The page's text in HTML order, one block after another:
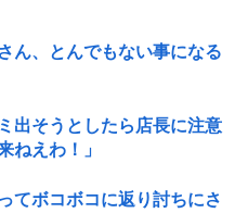
ん、とんでもない事になる
出そうとしたら店長に注意
ねえわ！」
てボコボコに返り討ちにさ